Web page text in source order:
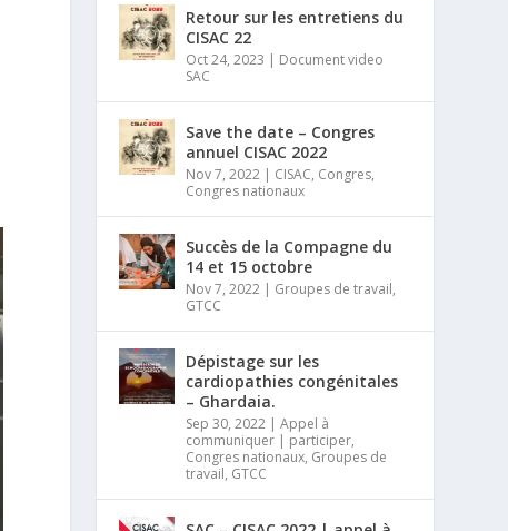
Retour sur les entretiens du
CISAC 22
Oct 24, 2023 | Document video
SAC
Save the date – Congres
annuel CISAC 2022
Nov 7, 2022 | CISAC, Congres,
Congres nationaux
Succès de la Compagne du
14 et 15 octobre
Nov 7, 2022 | Groupes de travail,
GTCC
Dépistage sur les
cardiopathies congénitales
– Ghardaia.
Sep 30, 2022 |Appel à
communiquer | participer,
Congres nationaux, Groupes de
travail, GTCC